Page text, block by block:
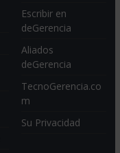
Escribir en
deGerencia
Aliados
deGerencia
TecnoGerencia.co
m
Su Privacidad